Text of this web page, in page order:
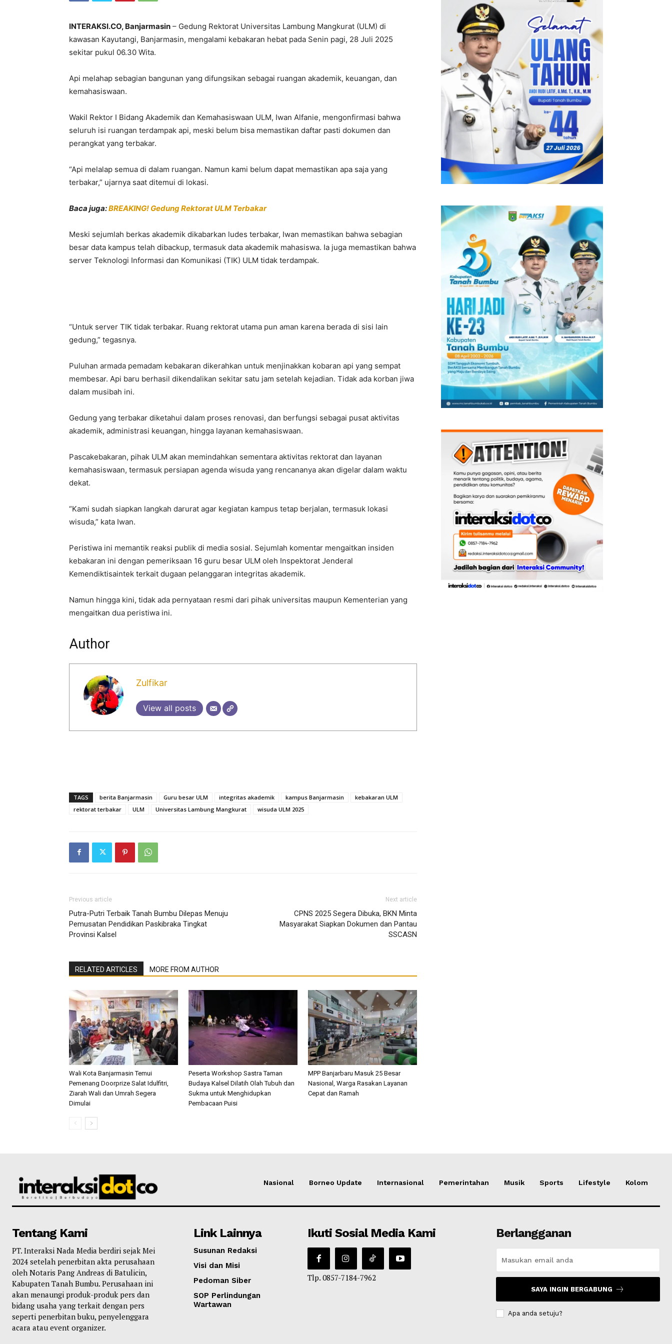
INTERAKSI.CO, Banjarmasin – Gedung Rektorat Universitas Lambung Mangkurat (ULM) di
kawasan Kayutangi, Banjarmasin, mengalami kebakaran hebat pada Senin pagi, 28 Juli 2025
sekitar pukul 06.30 Wita.
Api melahap sebagian bangunan yang difungsikan sebagai ruangan akademik, keuangan, dan
kemahasiswaan.
Wakil Rektor I Bidang Akademik dan Kemahasiswaan ULM, Iwan Alfanie, mengonfirmasi bahwa
seluruh isi ruangan terdampak api, meski belum bisa memastikan daftar pasti dokumen dan
perangkat yang terbakar.
“Api melalap semua di dalam ruangan. Namun kami belum dapat memastikan apa saja yang
terbakar,” ujarnya saat ditemui di lokasi.
Baca juga:BREAKING! Gedung Rektorat ULM Terbakar
Meski sejumlah berkas akademik dikabarkan ludes terbakar, Iwan memastikan bahwa sebagian
besar data kampus telah dibackup, termasuk data akademik mahasiswa. Ia juga memastikan bahwa
server Teknologi Informasi dan Komunikasi (TIK) ULM tidak terdampak.
“Untuk server TIK tidak terbakar. Ruang rektorat utama pun aman karena berada di sisi lain
gedung,” tegasnya.
Puluhan armada pemadam kebakaran dikerahkan untuk menjinakkan kobaran api yang sempat
membesar. Api baru berhasil dikendalikan sekitar satu jam setelah kejadian. Tidak ada korban jiwa
dalam musibah ini.
Gedung yang terbakar diketahui dalam proses renovasi, dan berfungsi sebagai pusat aktivitas
akademik, administrasi keuangan, hingga layanan kemahasiswaan.
Pascakebakaran, pihak ULM akan memindahkan sementara aktivitas rektorat dan layanan
kemahasiswaan, termasuk persiapan agenda wisuda yang rencananya akan digelar dalam waktu
dekat.
“Kami sudah siapkan langkah darurat agar kegiatan kampus tetap berjalan, termasuk lokasi
wisuda,” kata Iwan.
Peristiwa ini memantik reaksi publik di media sosial. Sejumlah komentar mengaitkan insiden
kebakaran ini dengan pemeriksaan 16 guru besar ULM oleh Inspektorat Jenderal
Kemendiktisaintek terkait dugaan pelanggaran integritas akademik.
Namun hingga kini, tidak ada pernyataan resmi dari pihak universitas maupun Kementerian yang
mengaitkan dua peristiwa ini.
Author
Zulfikar
View all posts
TAGS berita Banjarmasin Guru besar ULM integritas akademik kampus Banjarmasin
kebakaran ULM
rektorat terbakar
ULM Universitas Lambung Mangkurat wisuda ULM 2025
Previous article
Putra-Putri Terbaik Tanah Bumbu Dilepas Menuju
Pemusatan Pendidikan Paskibraka Tingkat
Provinsi Kalsel
Next article
CPNS 2025 Segera Dibuka, BKN Minta
Masyarakat Siapkan Dokumen dan Pantau
SSCASN
RELATED ARTICLES MORE FROM AUTHOR
Wali Kota Banjarmasin Temui
Pemenang Doorprize Salat Idulfitri,
Ziarah Wali dan Umrah Segera
Dimulai
Peserta Workshop Sastra Taman
Budaya Kalsel Dilatih Olah Tubuh dan
Sukma untuk Menghidupkan
Pembacaan Puisi
MPP Banjarbaru Masuk 25 Besar
Nasional, Warga Rasakan Layanan
Cepat dan Ramah
Nasional Borneo Update Internasional Pemerintahan Musik Sports Lifestyle Kolom
Tentang Kami
PT. Interaksi Nada Media berdiri sejak Mei
2024 setelah penerbitan akta perusahaan
oleh Notaris Pang Andreas di Batulicin,
Kabupaten Tanah Bumbu. Perusahaan ini
akan menaungi produk-produk pers dan
bidang usaha yang terkait dengan pers
seperti penerbitan buku, penyelenggara
acara atau event organizer.
Link Lainnya
Susunan Redaksi
Visi dan Misi
Pedoman Siber
SOP Perlindungan
Wartawan
Ikuti Sosial Media Kami
Tlp. 0857-7184-7962
Berlangganan
SAYA INGIN BERGABUNG
Apa anda setuju?